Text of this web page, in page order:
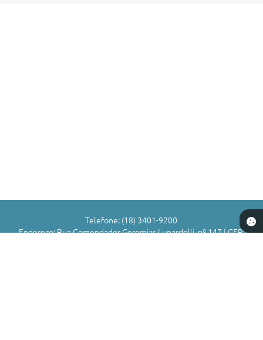
Telefone: (18) 3401-9200
Endereço: Rua Comendador Geremias Lunardelli, nº 147 | CEP: